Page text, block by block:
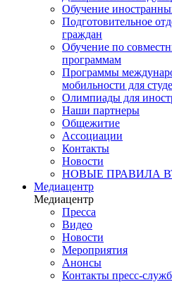
Обучение
Подготовительное
граждан
Обучение по
программам
Программы
мобильности для
Олимпиады для
Наши партнеры
Общежитие
Ассоциации
Контакты
Новости
НОВЫЕ ПРАВИЛА
Медиацентр
Медиацентр
Пресса
Видео
Новости
Мероприятия
Анонсы
Контакты пресс-